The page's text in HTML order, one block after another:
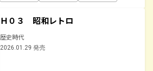
Ｈ０３ 昭和レトロ
歴史時代
2026.01.29 発売